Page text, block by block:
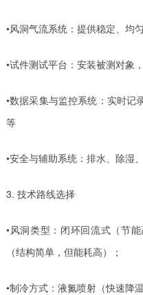
•风洞气流系统：提供稳定、均
•试件测试平台：安装被测对象
•数据采集与监控系统：实时记
等
•安全与辅助系统：排水、除湿
3. 技术路线选择
•风洞类型：闭环回流式（节
（结构简单，但能耗高）；
•制冷方式：液氮喷射（快速降